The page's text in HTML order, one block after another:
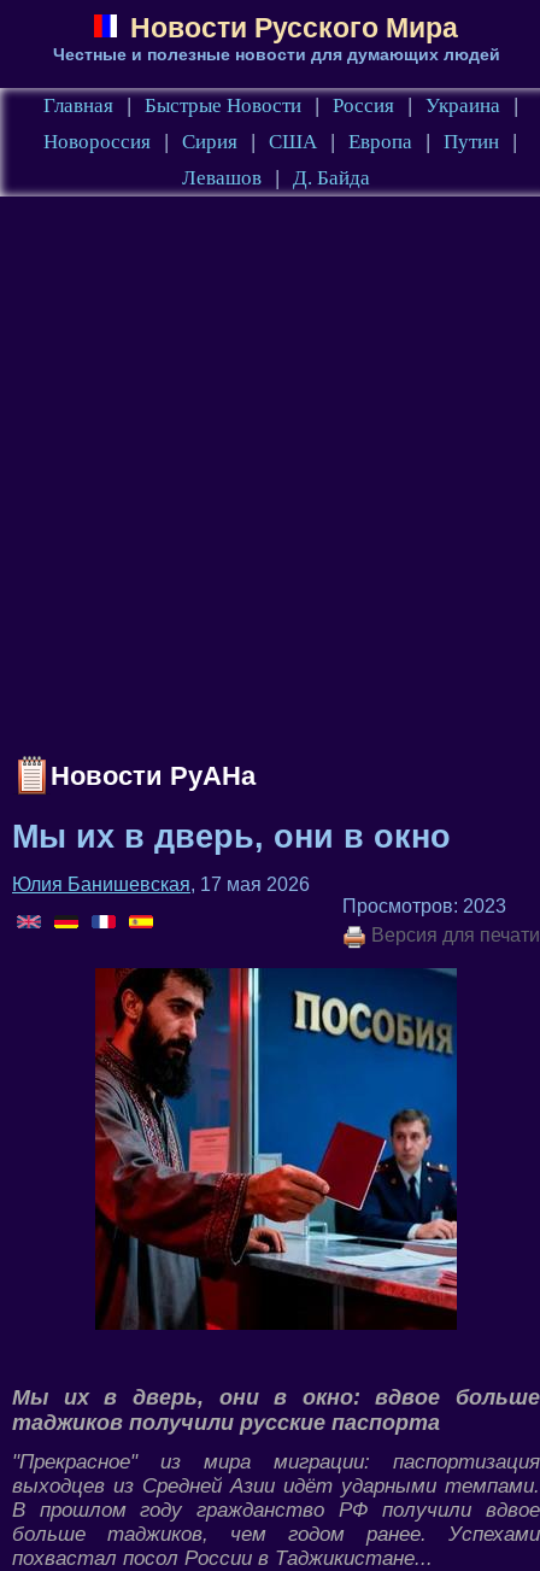
Новости Русского Мира
Честные и полезные новости для думающих людей
Главная | Быстрые Новости | Россия | Украина
|
Новороссия
| Сирия | США | Европа | Путин
|
Левашов
| Д. Байда
Новости РуАНа
Мы их в дверь, они в окно
Юлия Банишевская, 17 мая 2026
Просмотров: 2023
Версия для печати
Мы их в дверь, они в окно: вдвое больше
таджиков получили русские паспорта
"Прекрасное" из мира миграции: паспортизация
выходцев из Средней Азии идёт ударными темпами.
В прошлом году гражданство РФ получили вдвое
больше таджиков, чем годом ранее. Успехами
похвастал посол России в Таджикистане...